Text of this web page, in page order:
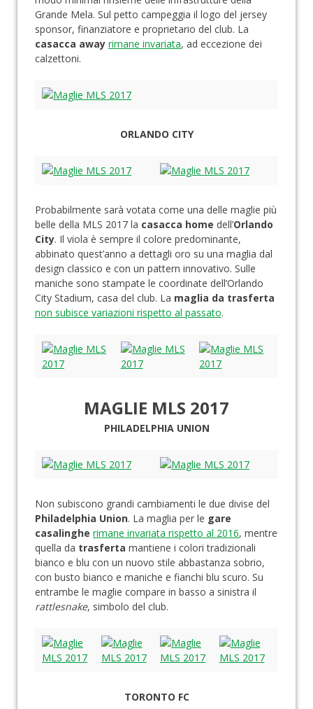
Grande Mela. Sul petto campeggia il logo del jersey
sponsor, finanziatore e proprietario del club. La
casacca away rimane invariata, ad eccezione dei
calzettoni.
ORLANDO CITY
Probabilmente sarà votata come una delle maglie più
belle della MLS 2017 la casacca home dell’Orlando
City. Il viola è sempre il colore predominante,
abbinato quest’anno a dettagli oro su una maglia dal
design classico e con un pattern innovativo. Sulle
maniche sono stampate le coordinate dell’Orlando
City Stadium, casa del club. La maglia da trasferta
non subisce variazioni rispetto al passato.
MAGLIE MLS 2017
PHILADELPHIA UNION
Non subiscono grandi cambiamenti le due divise del
Philadelphia Union. La maglia per le gare
casalinghe rimane invariata rispetto al 2016, mentre
quella da trasferta mantiene i colori tradizionali
bianco e blu con un nuovo stile abbastanza sobrio,
con busto bianco e maniche e fianchi blu scuro. Su
entrambe le maglie compare in basso a sinistra il
rattlesnake, simbolo del club.
TORONTO FC